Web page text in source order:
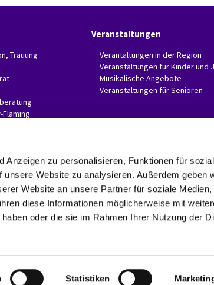
Anzeigen zu personalisieren, Funktionen für
Website zu analysieren. Außerdem geben
Website an unsere Partner für soziale Medien,
diese Informationen möglicherweise mit
oder die sie im Rahmen Ihrer Nutzung der
Statistiken
Trauung
Veranstaltungen
Verantaltungen in der Region
Veranstaltungen für Kinder und
Musikalische Angebote
Veranstaltungen für Senioren
Invitaskirchengemeinde Glasow-Mahlow
Rathenaustr. 45
15831 Blankenfelde-Mahlow
Telefon: 03379 374407 Fax: 03379 374470
invitaskg-glasow-mahlow@kkzf.de